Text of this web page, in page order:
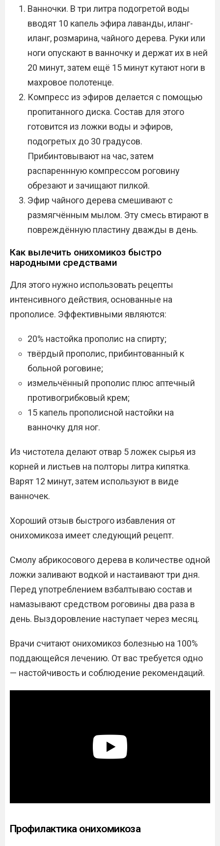
Ванночки. В три литра подогретой воды
вводят 10 капель эфира лаванды, иланг-
иланг, розмарина, чайного дерева. Руки или
ноги опускают в ванночку и держат их в ней
20 минут, затем ещё 15 минут кутают ноги в
махровое полотенце.
Компресс из эфиров делается с помощью
пропитанного диска. Состав для этого
готовится из ложки воды и эфиров,
подогретых до 30 градусов.
Прибинтовывают на час, затем
распареннную компрессом роговину
обрезают и зачищают пилкой.
Эфир чайного дерева смешивают с
размягчённым мылом. Эту смесь втирают в
повреждённую пластину дважды в день.
Как вылечить онихомикоз быстро
народными средствами
Для этого нужно использовать рецепты
интенсивного действия, основанные на
прополисе. Эффективными являются:
20% настойка прополис на спирту;
твёрдый прополис, прибинтованный к
больной роговине;
измельчённый прополис плюс аптечный
противогрибковый крем;
15 капель прополисной настойки на
ванночку для ног.
Из чистотела делают отвар 5 ложек сырья из
корней и листьев на полторы литра кипятка.
Варят 12 минут, затем используют в виде
ванночек.
Хороший отзыв быстрого избавления от
онихомикоза имеет следующий рецепт.
Смолу абрикосового дерева в количестве одной
ложки заливают водкой и настаивают три дня.
Перед употреблением взбалтываю состав и
намазывают средством роговины два раза в
день. Выздоровление наступает через месяц.
Врачи считают онихомикоз болезнью на 100%
поддающейся лечению. От вас требуется одно
— настойчивость и соблюдение рекомендаций.
Профилактика онихомикоза